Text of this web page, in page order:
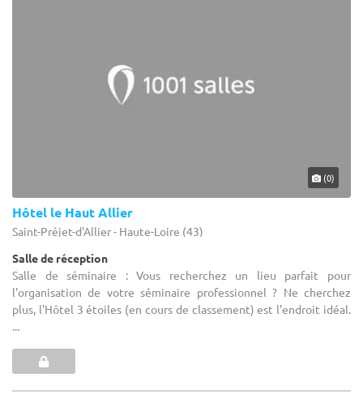
(0)
Hôtel le Haut Allier
Saint-Préjet-d'Allier - Haute-Loire (43)
Salle de réception
Salle de séminaire : Vous recherchez un lieu parfait pour
l'organisation de votre séminaire professionnel ? Ne cherchez
plus, l'Hôtel 3 étoiles (en cours de classement) est l'endroit idéal.
...